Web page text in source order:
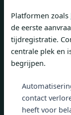
Platformen zoals
de eerste
tijdregistratie.
centrale plek en
begrijpen.
contact
heeft voor